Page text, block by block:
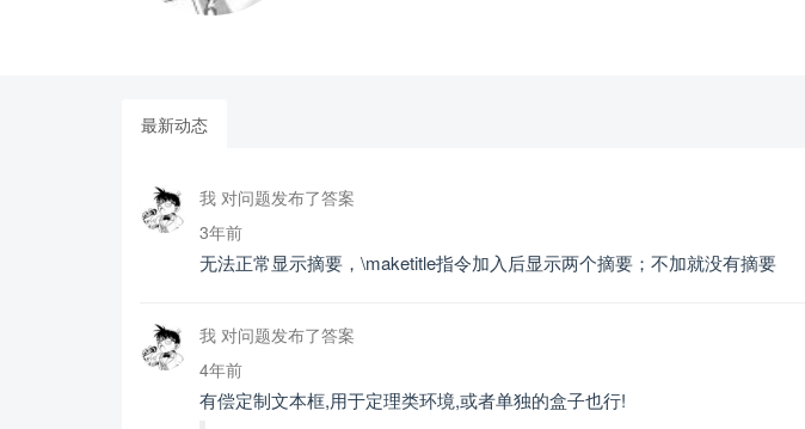
最新动态
我 对问题发布了答案
3年前
无法正常显示摘要，\maketitle指令加入后显示两个摘要；不加就没有摘要
我 对问题发布了答案
4年前
有偿定制文本框,用于定理类环境,或者单独的盒子也行!